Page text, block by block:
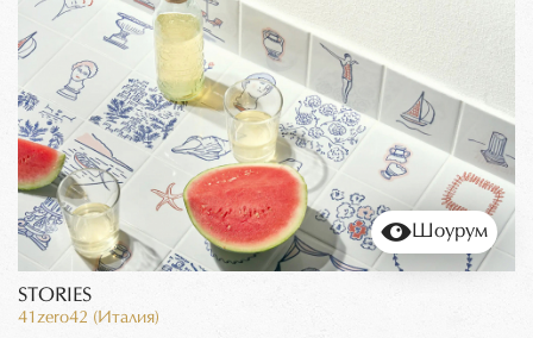
Шоурум
STORIES
41zero42 (Италия)